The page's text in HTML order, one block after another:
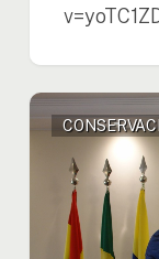
La
OTCA
firman